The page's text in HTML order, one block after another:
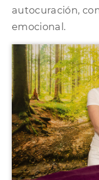
autocuración,
emocional.